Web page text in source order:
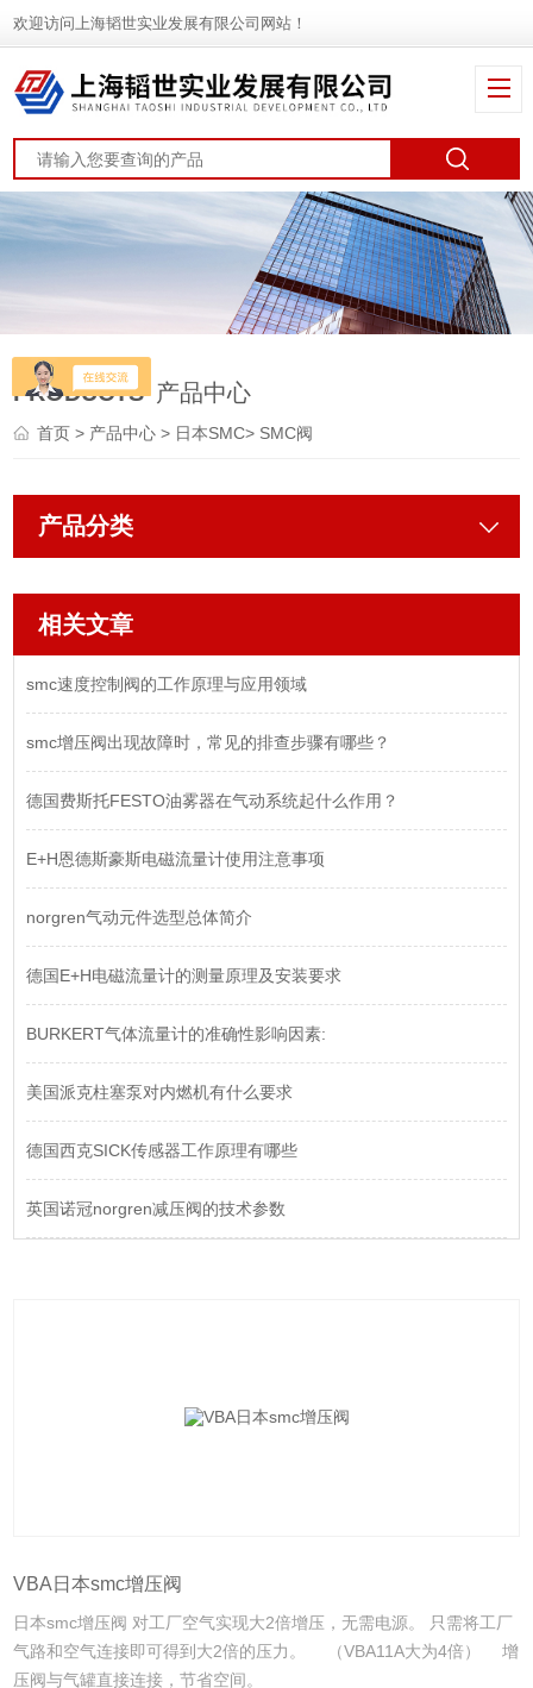
欢迎访问上海韬世实业发展有限公司网站！
PRODUCTS 产品中心
首页> 产品中心> 日本SMC> SMC阀
产品分类
相关文章
smc速度控制阀的工作原理与应用领域
smc增压阀出现故障时，常见的排查步骤有哪些？
德国费斯托FESTO油雾器在气动系统起什么作用？
E+H恩德斯豪斯电磁流量计使用注意事项
norgren气动元件选型总体简介
德国E+H电磁流量计的测量原理及安装要求
BURKERT气体流量计的准确性影响因素:
美国派克柱塞泵对内燃机有什么要求
德国西克SICK传感器工作原理有哪些
英国诺冠norgren减压阀的技术参数
VBA日本smc增压阀
日本smc增压阀 对工厂空气实现大2倍增压，无需电源。 只需将工厂
气路和空气连接即可得到大2倍的压力。 （VBA11A大为4倍） 增
压阀与气罐直接连接，节省空间。